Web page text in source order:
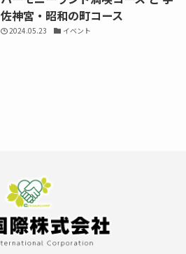
佐神宮・昭和の町コース
2024.05.23 イベント